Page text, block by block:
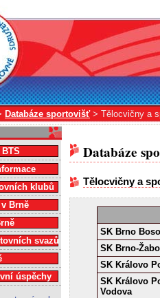
Databáze sportovišť> Tělocvičny a
Databáze
Tělocvičny a
SK Brno
SK Brno-
SK Královo
SK Královo
Vodova
klubů
Brně
svazů
úspěchy